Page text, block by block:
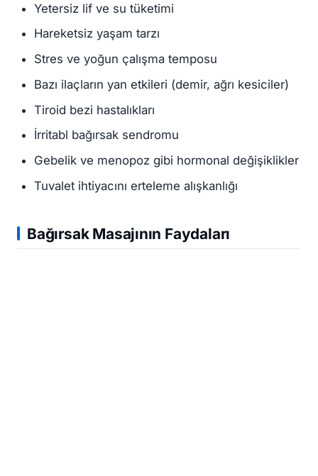
Yetersiz lif ve su tüketimi
Hareketsiz yaşam tarzı
Stres ve yoğun çalışma temposu
Bazı ilaçların yan etkileri (demir, ağrı kesiciler)
Tiroid bezi hastalıkları
İrritabl bağırsak sendromu
Gebelik ve menopoz gibi hormonal değişiklikler
Tuvalet ihtiyacını erteleme alışkanlığı
Bağırsak Masajının Faydaları